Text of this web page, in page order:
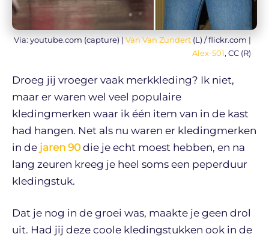
Via: youtube.com (capture) | Van Van Zundert (L) / flickr.com |
Alex-501, CC (R)
Droeg jij vroeger vaak merkkleding? Ik niet,
maar er waren wel veel populaire
kledingmerken waar ik één item van in de kast
had hangen. Net als nu waren er kledingmerken
in de jaren 90 die je echt moest hebben, en na
lang zeuren kreeg je heel soms een peperduur
kledingstuk.
Dat je nog in de groei was, maakte je geen drol
uit. Had jij deze coole kledingstukken ook in de